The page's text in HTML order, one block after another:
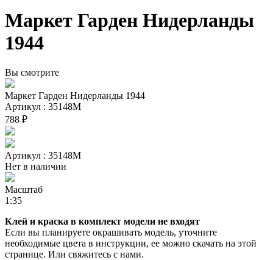
Маркет Гарден Нидерланды
1944
Вы смотрите
Маркет Гарден Нидерланды 1944
Артикул : 35148М
788 ₽
Артикул : 35148М
Нет в наличии
Масштаб
1:35
Клей и краска в комплект модели не входят
Если вы планируете окрашивать модель, уточните
необходимые цвета в инструкции, ее можно скачать на этой
странице. Или свяжитесь с нами.